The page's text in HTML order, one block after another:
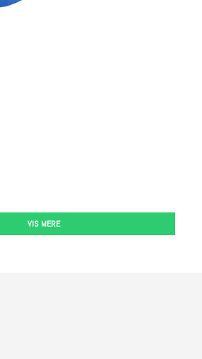
VIS MERE